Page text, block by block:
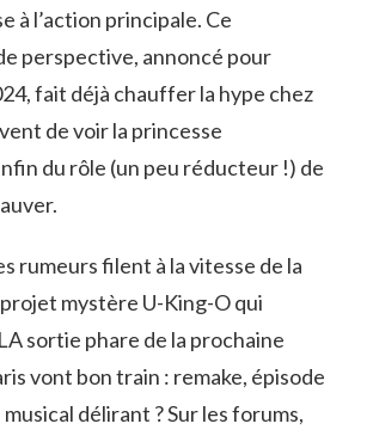
à l’action principale. Ce
perspective, annoncé pour
fait déjà chauffer la hype chez
de voir la princesse
du rôle (un peu réducteur !) de
rumeurs filent à la vitesse de la
mystère U-King-O qui
sortie phare de la prochaine
vont bon train : remake, épisode
délirant ? Sur les forums,